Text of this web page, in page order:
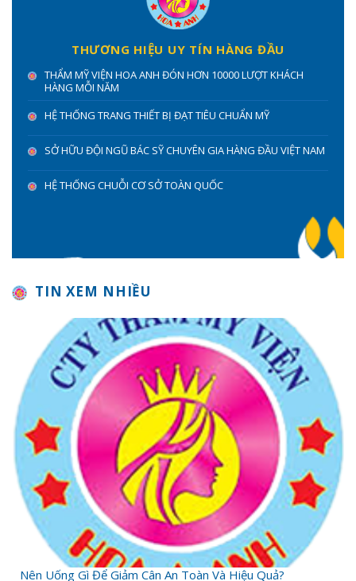
THƯƠNG HIỆU UY TÍN HÀNG ĐẦU
THẨM MỸ VIỆN HOA ANH ĐÓN HƠN 10000 LƯỢT KHÁCH
HÀNG MỖI NĂM
HỆ THỐNG TRANG THIẾT BỊ ĐẠT TIÊU CHUẨN MỸ
SỞ HỮU ĐỘI NGŨ BÁC SỸ CHUYÊN GIA HÀNG ĐẦU VIỆT NAM
HỆ THỐNG CHUỖI CƠ SỞ TOÀN QUỐC
TIN XEM NHIỀU
Nên Uống Gì Để Giảm Cân An Toàn Và Hiệu Quả?